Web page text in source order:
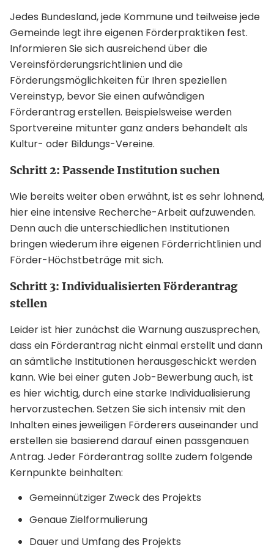
Jedes Bundesland, jede Kommune und teilweise jede
Gemeinde legt ihre eigenen Förderpraktiken fest.
Informieren Sie sich ausreichend über die
Vereinsförderungsrichtlinien und die
Förderungsmöglichkeiten für Ihren speziellen
Vereinstyp, bevor Sie einen aufwändigen
Förderantrag erstellen. Beispielsweise werden
Sportvereine mitunter ganz anders behandelt als
Kultur- oder Bildungs-Vereine.
Schritt 2: Passende Institution suchen
Wie bereits weiter oben erwähnt, ist es sehr lohnend,
hier eine intensive Recherche-Arbeit aufzuwenden.
Denn auch die unterschiedlichen Institutionen
bringen wiederum ihre eigenen Förderrichtlinien und
Förder-Höchstbeträge mit sich.
Schritt 3: Individualisierten Förderantrag
stellen
Leider ist hier zunächst die Warnung auszusprechen,
dass ein Förderantrag nicht einmal erstellt und dann
an sämtliche Institutionen herausgeschickt werden
kann. Wie bei einer guten Job-Bewerbung auch, ist
es hier wichtig, durch eine starke Individualisierung
hervorzustechen. Setzen Sie sich intensiv mit den
Inhalten eines jeweiligen Förderers auseinander und
erstellen sie basierend darauf einen passgenauen
Antrag. Jeder Förderantrag sollte zudem folgende
Kernpunkte beinhalten:
Gemeinnütziger Zweck des Projekts
Genaue Zielformulierung
Dauer und Umfang des Projekts